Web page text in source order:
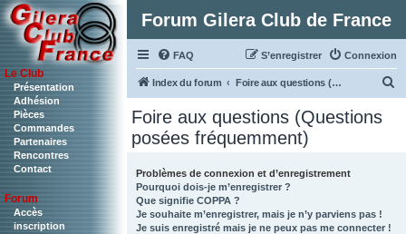
Le Club
Présentation
Adhésion
Pièces
Commandes
Partenaires
Rencontres
Contact
Forum
Accès
inscription
Forum Gilera Club de France
FAQ Connexion
S’enregistrer
Index du forum Foire aux questions (Questions posées fréquemment)
Foire aux questions (Questions
posées fréquemment)
Problèmes de connexion et d’enregistrement
Pourquoi dois-je m’enregistrer ?
Que signifie COPPA ?
Je souhaite m’enregistrer, mais je n’y parviens pas !
Je suis enregistré mais je ne peux pas me connecter !